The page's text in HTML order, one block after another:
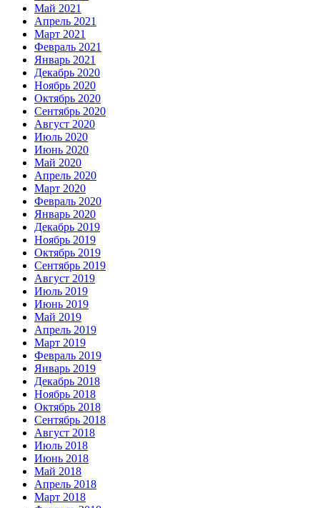
Май 2021
Апрель 2021
Март 2021
Февраль 2021
Январь 2021
Декабрь 2020
Ноябрь 2020
Октябрь 2020
Сентябрь 2020
Август 2020
Июль 2020
Июнь 2020
Май 2020
Апрель 2020
Март 2020
Февраль 2020
Январь 2020
Декабрь 2019
Ноябрь 2019
Октябрь 2019
Сентябрь 2019
Август 2019
Июль 2019
Июнь 2019
Май 2019
Апрель 2019
Март 2019
Февраль 2019
Январь 2019
Декабрь 2018
Ноябрь 2018
Октябрь 2018
Сентябрь 2018
Август 2018
Июль 2018
Июнь 2018
Май 2018
Апрель 2018
Март 2018